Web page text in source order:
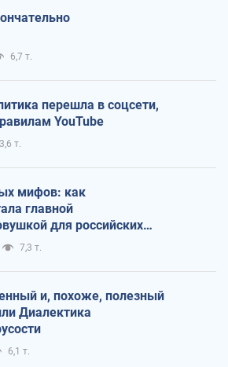
6,7 т.
перешла в соцсети,
YouTube
3,6 т.
мифов: как
главной
для российских
7,3 т.
и, похоже, полезный
Диалектика
6,1 т.